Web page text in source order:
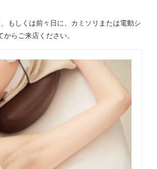
もしくは前々日に、カミソリまたは電動シ
らご来店ください。